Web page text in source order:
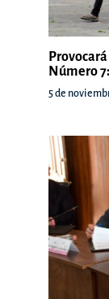
Número 7:
5 de